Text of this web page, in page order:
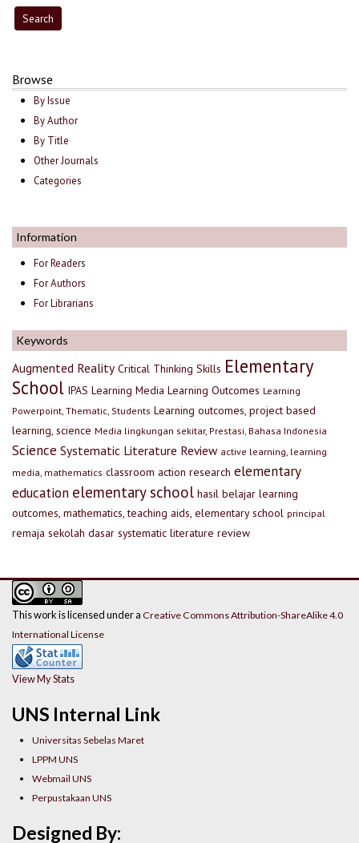
Browse
By Issue
By Author
By Title
Other Journals
Categories
Information
For Readers
For Authors
For Librarians
Keywords
Augmented Reality Critical Thinking Skills Elementary
School IPAS Learning Media Learning Outcomes Learning
Powerpoint, Thematic, Students Learning outcomes, project based
learning, science Media lingkungan sekitar, Prestasi, Bahasa Indonesia
Science Systematic Literature Review active learning, learning
media, mathematics classroom action research elementary
education elementary school hasil belajar learning
outcomes, mathematics, teaching aids, elementary school principal
remaja sekolah dasar systematic literature review
UNS Internal Link
Universitas Sebelas Maret
LPPM UNS
Webmail UNS
Perpustakaan UNS
This work is licensed under a Creative Commons Attribution-ShareAlike 4.0
International License
View My Stats
Designed By: